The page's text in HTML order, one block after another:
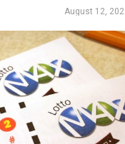
August 12,